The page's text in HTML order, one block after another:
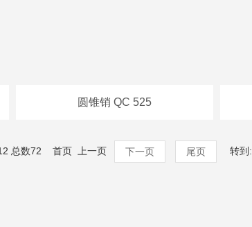
圆锥销 QC 525
总数72 首页 上一页 下一页 尾页 转到: